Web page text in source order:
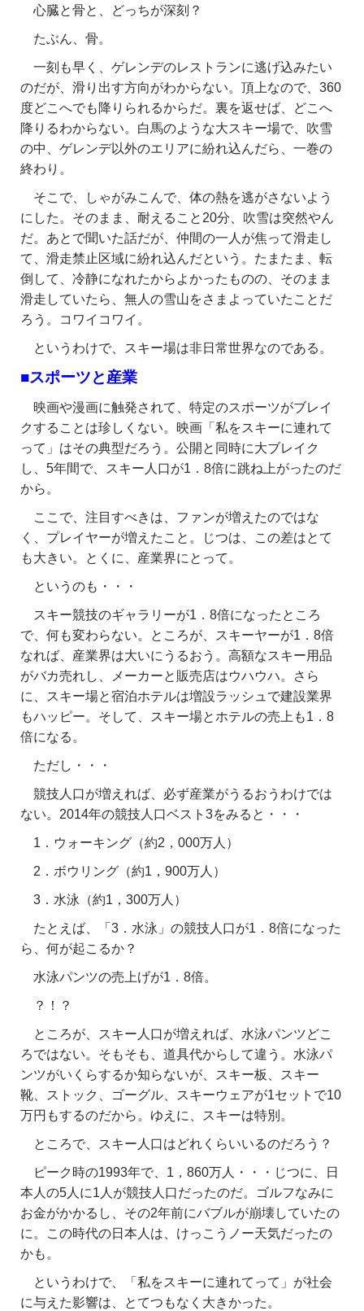
心臓と骨と、どっちが深刻？
たぶん、骨。
一刻も早く、ゲレンデのレストランに逃げ込みたい
のだが、滑り出す方向がわからない。頂上なので、360
度どこへでも降りられるからだ。裏を返せば、どこへ
降りるわからない。白馬のような大スキー場で、吹雪
の中、ゲレンデ以外のエリアに紛れ込んだら、一巻の
終わり。
そこで、しゃがみこんで、体の熱を逃がさないよう
にした。そのまま、耐えること20分、吹雪は突然やん
だ。あとで聞いた話だが、仲間の一人が焦って滑走し
て、滑走禁止区域に紛れ込んだという。たまたま、転
倒して、冷静になれたからよかったものの、そのまま
滑走していたら、無人の雪山をさまよっていたことだ
ろう。コワイコワイ。
というわけで、スキー場は非日常世界なのである。
■スポーツと産業
映画や漫画に触発されて、特定のスポーツがブレイ
クすることは珍しくない。映画「私をスキーに連れて
って」はその典型だろう。公開と同時に大ブレイク
し、5年間で、スキー人口が1．8倍に跳ね上がったのだ
から。
ここで、注目すべきは、ファンが増えたのではな
く、プレイヤーが増えたこと。じつは、この差はとて
も大きい。とくに、産業界にとって。
というのも・・・
スキー競技のギャラリーが1．8倍になったところ
で、何も変わらない。ところが、スキーヤーが1．8倍
なれば、産業界は大いにうるおう。高額なスキー用品
がバカ売れし、メーカーと販売店はウハウハ。さら
に、スキー場と宿泊ホテルは増設ラッシュで建設業界
もハッピー。そして、スキー場とホテルの売上も1．8
倍になる。
ただし・・・
競技人口が増えれば、必ず産業がうるおうわけでは
ない。2014年の競技人口ベスト3をみると・・・
1．ウォーキング（約2，000万人）
2．ボウリング（約1，900万人）
3．水泳（約1，300万人）
たとえば、「3．水泳」の競技人口が1．8倍になった
ら、何が起こるか？
水泳パンツの売上げが1．8倍。
？！？
ところが、スキー人口が増えれば、水泳パンツどこ
ろではない。そもそも、道具代からして違う。水泳パ
ンツがいくらするか知らないが、スキー板、スキー
靴、ストック、ゴーグル、スキーウェアが1セットで10
万円もするのだから。ゆえに、スキーは特別。
ところで、スキー人口はどれくらいいるのだろう？
ピーク時の1993年で、1，860万人・・・じつに、日
本人の5人に1人が競技人口だったのだ。ゴルフなみに
お金がかかるし、その2年前にバブルが崩壊していたの
に。この時代の日本人は、けっこうノー天気だったの
かも。
というわけで、「私をスキーに連れてって」が社会
に与えた影響は、とてつもなく大きかった。